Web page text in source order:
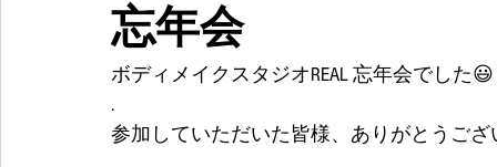
忘年会
ボディメイクスタジオREAL 忘年会でした😃
.
参加していただいた皆様、ありがとうご